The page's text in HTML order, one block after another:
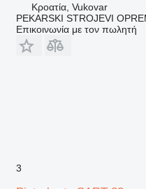
Κροατία, Vukovar
PEKARSKI STROJEVI
Επικοινωνία με τον πωλητή
3